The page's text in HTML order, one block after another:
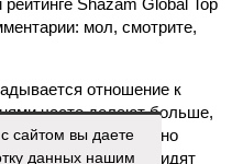
Shazam Global Top
мол, смотрите,
отношение к
часто делают больше,
давно
за границей ненавидят
сайтом вы даете
данных нашим